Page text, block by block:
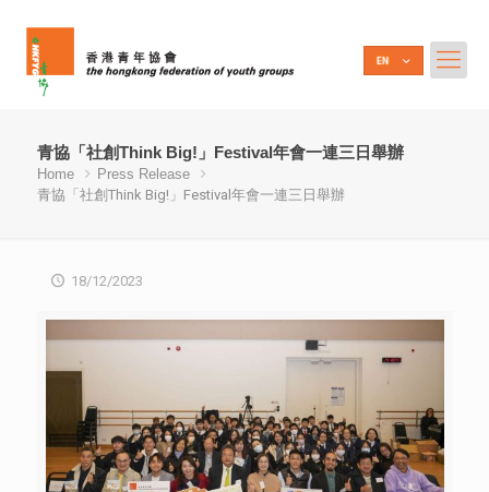
青協「社創Think Big!」Festival年會一連三日舉辦
Home
Press Release
青協「社創Think Big!」Festival年會一連三日舉辦
18/12/2023